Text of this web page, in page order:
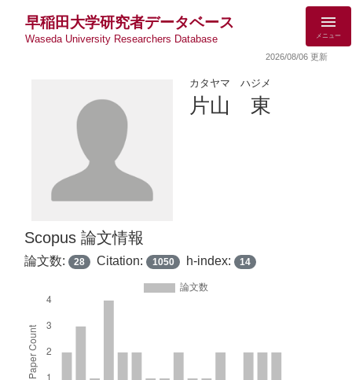
早稲田大学研究者データベース
Waseda University Researchers Database メニュー
2026/08/06 更新
カタヤマ ハジメ
片山 東
Scopus 論文情報
論文数: 28 Citation: 1050 h-index: 14